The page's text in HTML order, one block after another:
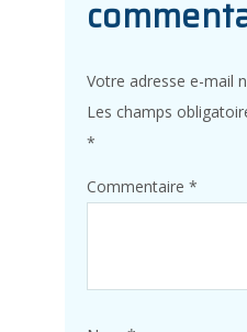
Votre adresse e-mail
Les champs
*
Commentaire *